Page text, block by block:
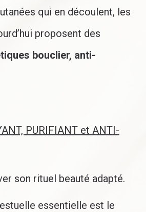
qui en découlent, les
proposent des
bouclier, anti-
PURIFIANT et ANTI-
son rituel beauté adapté.
essentielle est le